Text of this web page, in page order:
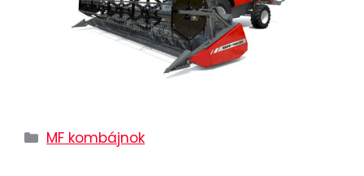
MF kombájnok